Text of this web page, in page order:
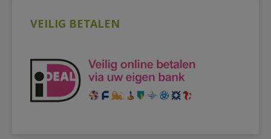
VEILIG BETALEN